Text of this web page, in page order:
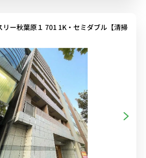
リー秋葉原１ 701 1K・セミダブル【清掃